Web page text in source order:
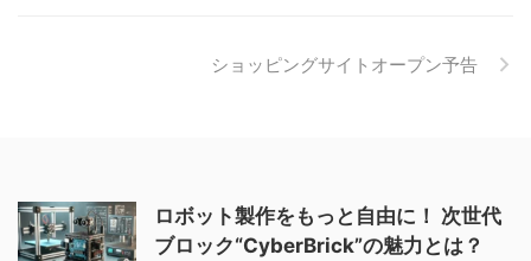
ショッピングサイトオープン予告
ロボット製作をもっと自由に！ 次世代
ブロック“CyberBrick”の魅力とは？